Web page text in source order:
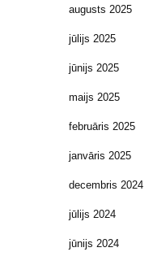
augusts 2025
jūlijs 2025
jūnijs 2025
maijs 2025
februāris 2025
janvāris 2025
decembris 2024
jūlijs 2024
jūnijs 2024